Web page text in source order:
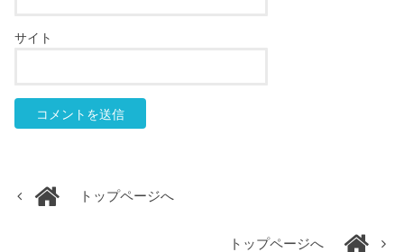
サイト
トップページへ
トップページへ